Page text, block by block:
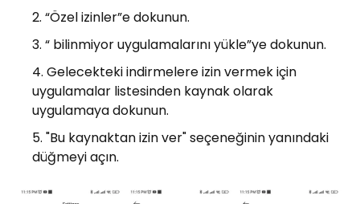
“Özel izinler”e dokunun.
“ bilinmiyor uygulamalarını yükle”ye dokunun.
Gelecekteki indirmelere izin vermek için
uygulamalar listesinden kaynak olarak
uygulamaya dokunun.
"Bu kaynaktan izin ver" seçeneğinin yanındaki
düğmeyi açın.